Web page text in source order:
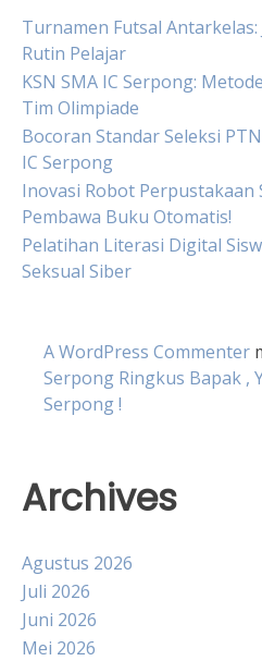
Turnamen Futsal
Rutin Pelajar
KSN SMA IC Serpong:
Tim Olimpiade
Bocoran Standar Seleksi
IC Serpong
Inovasi Robot Perpustakaan
Pembawa Buku Otomatis!
Pelatihan Literasi Digital
Seksual Siber
A WordPress Commenter
Serpong Ringkus Bapak ,
Serpong !
Archives
Agustus 2026
Juli 2026
Juni 2026
Mei 2026